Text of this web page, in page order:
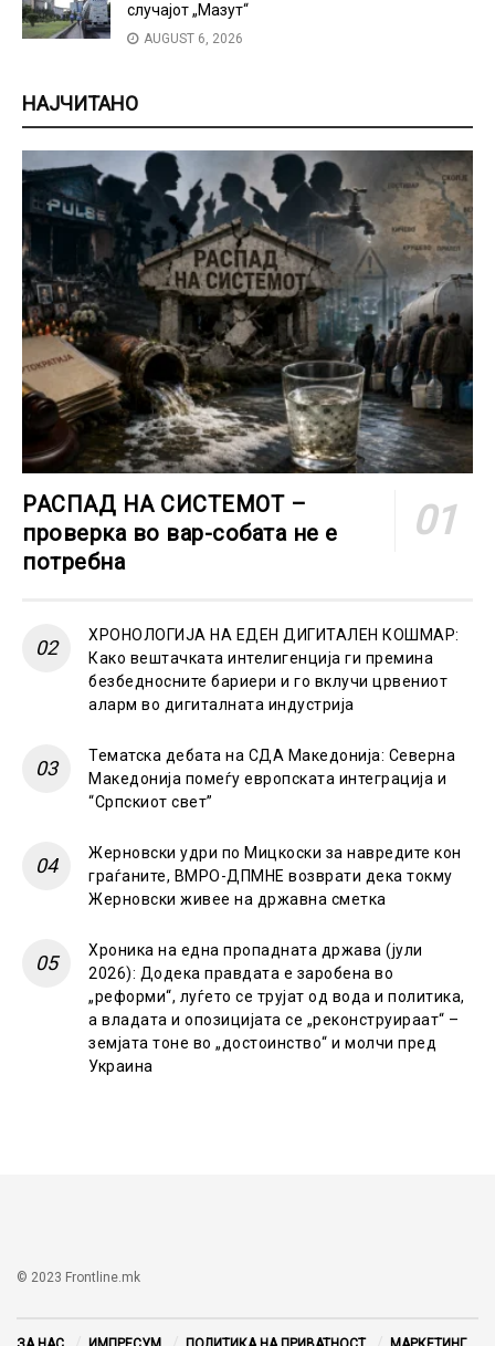
случајот „Мазут“
AUGUST 6, 2026
НАЈЧИТАНО
РАСПАД НА СИСТЕМОТ –
проверка во вар-собата не е
потребна
ХРОНОЛОГИЈА НА ЕДЕН ДИГИТАЛЕН КОШМАР:
Како вештачката интелигенција ги премина
безбедносните бариери и го вклучи црвениот
аларм во дигиталната индустрија
Тематска дебата на СДА Македонија: Северна
Македонија помеѓу европската интеграција и
“Српскиот свет”
Жерновски удри по Мицкоски за навредите кон
граѓаните, ВМРО-ДПМНЕ возврати дека токму
Жерновски живее на државна сметка
Хроника на една пропадната држава (јули
2026): Додека правдата е заробена во
„реформи“, луѓето се трујат од вода и политика,
а владата и опозицијата се „реконструираат“ –
земјата тоне во „достоинство“ и молчи пред
Украина
© 2023 Frontline.mk